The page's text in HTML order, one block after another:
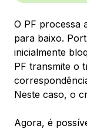
O PF processa
para baixo.
inicialmente
PF transmite o
Neste caso, o
Agora, é